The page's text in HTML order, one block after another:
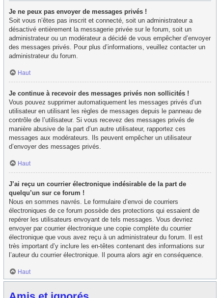
Je ne peux pas envoyer de messages privés !
Soit vous n’êtes pas inscrit et connecté, soit un administrateur a
désactivé entièrement la messagerie privée sur le forum, soit un
administrateur ou un modérateur a décidé de vous empêcher d’envoyer
des messages privés. Pour plus d’informations, veuillez contacter un
administrateur du forum.
Haut
Je continue à recevoir des messages privés non sollicités !
Vous pouvez supprimer automatiquement les messages privés d’un
utilisateur en utilisant les règles de messages depuis le panneau de
contrôle de l’utilisateur. Si vous recevez des messages privés de
manière abusive de la part d’un autre utilisateur, rapportez ces
messages aux modérateurs. Ils peuvent empêcher un utilisateur
d’envoyer des messages privés.
Haut
J’ai reçu un courrier électronique indésirable de la part de
quelqu’un sur ce forum !
Nous en sommes navrés. Le formulaire d’envoi de courriers
électroniques de ce forum possède des protections qui essaient de
repérer les utilisateurs envoyant de tels messages. Vous devriez
envoyer par courrier électronique une copie complète du courrier
électronique que vous avez reçu à un administrateur du forum. Il est
très important d’y inclure les en-têtes contenant des informations sur
l’auteur du courrier électronique. Il pourra alors agir en conséquence.
Haut